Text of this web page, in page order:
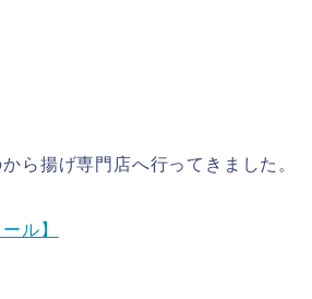
ら揚げ専門店へ行ってきました。
ル】